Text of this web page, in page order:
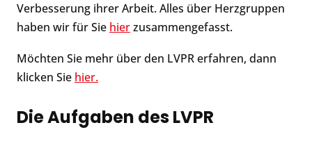
Verbesserung ihrer Arbeit. Alles über Herzgruppen
haben wir für Sie hierzusammengefasst.
Möchten Sie mehr über den LVPR erfahren, dann
klicken Sie hier.
Die Aufgaben des LVPR